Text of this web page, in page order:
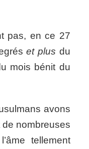
pas, en ce 27
et plus du
mois bénit du
avons
nombreuses
tellement